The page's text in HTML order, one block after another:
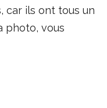
car ils ont tous un
photo, vous